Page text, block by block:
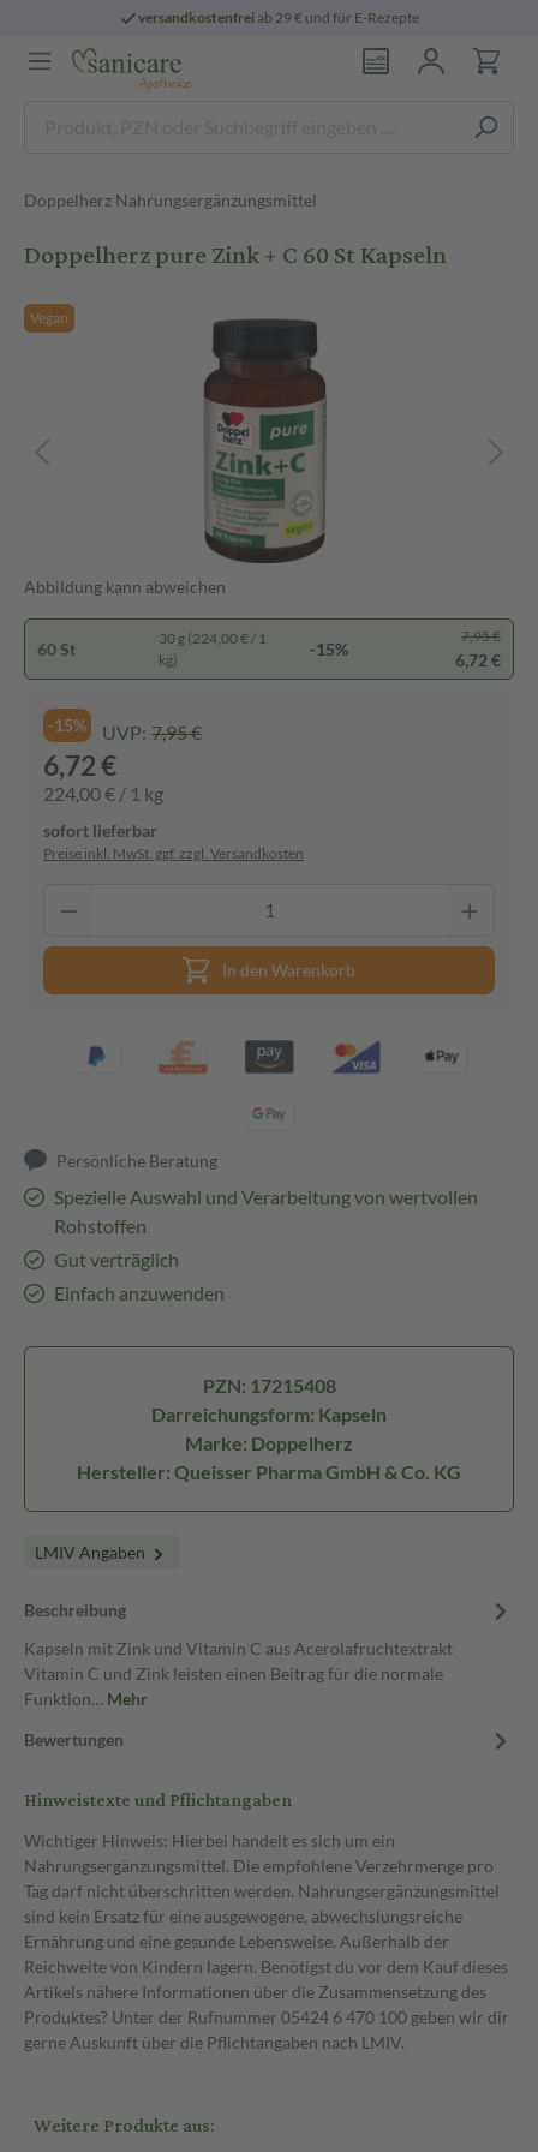
versandkostenfreiab 29 € und für E-Rezepte
Doppelherz Nahrungsergänzungsmittel
Doppelherz pure Zink + C 60 St Kapseln
Vegan
Abbildung kann abweichen
60 St
30 g (224,00 € / 1
kg)
-15%
7,95 €
6,72 €
-15% UVP: 7,95 €
6,72 €
224,00 € / 1 kg
sofort lieferbar
Preise inkl. MwSt. ggf. zzgl. Versandkosten
In den Warenkorb
Persönliche Beratung
Spezielle Auswahl und Verarbeitung von wertvollen
Rohstoffen
Gut verträglich
Einfach anzuwenden
PZN: 17215408
Darreichungsform: Kapseln
Marke: Doppelherz
Hersteller: Queisser Pharma GmbH & Co. KG
LMIV Angaben
Beschreibung
Kapseln mit Zink und Vitamin C aus Acerolafruchtextrakt
Vitamin C und Zink leisten einen Beitrag für die normale
Funktion… Mehr
Bewertungen
Hinweistexte und Pflichtangaben
Wichtiger Hinweis: Hierbei handelt es sich um ein
Nahrungsergänzungsmittel. Die empfohlene Verzehrmenge pro
Tag darf nicht überschritten werden. Nahrungsergänzungsmittel
sind kein Ersatz für eine ausgewogene, abwechslungsreiche
Ernährung und eine gesunde Lebensweise. Außerhalb der
Reichweite von Kindern lagern. Benötigst du vor dem Kauf dieses
Artikels nähere Informationen über die Zusammensetzung des
Produktes? Unter der Rufnummer 05424 6 470 100 geben wir dir
gerne Auskunft über die Pflichtangaben nach LMIV.
Weitere Produkte aus: